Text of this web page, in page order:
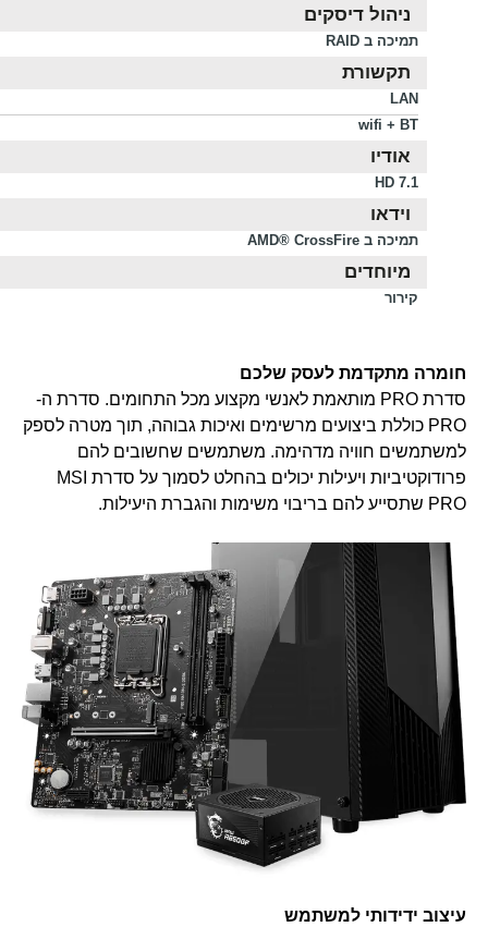
ניהול דיסקים
תמיכה ב RAID
תקשורת
LAN
wifi + BT
אודיו
HD 7.1
וידאו
תמיכה ב AMD® CrossFire
מיוחדים
קירור
חומרה מתקדמת לעסק שלכם
סדרת PRO מותאמת לאנשי מקצוע מכל התחומים. סדרת ה-
PRO כוללת ביצועים מרשימים ואיכות גבוהה, תוך מטרה לספק
למשתמשים חוויה מדהימה. משתמשים שחשובים להם
פרודוקטיביות ויעילות יכולים בהחלט לסמוך על סדרת MSI
PRO שתסייע להם בריבוי משימות והגברת היעילות.
עיצוב ידידותי למשתמש